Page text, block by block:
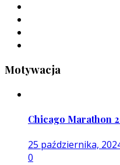
Motywacja
Chicago Marathon
25 października,
0